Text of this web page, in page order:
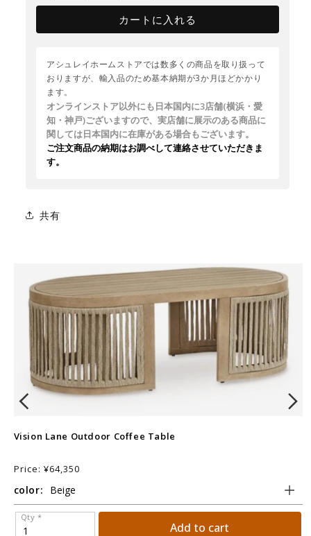
カートに入れる
アシュレイホームストアでは数多くの商品を取り扱って
おりますが、輸入品のため基本納期が3か月ほどかかり
ます。
オンラインストア以外にも日本国内に3店舗(横浜・愛
知・神戸)ございますので、実店舗に展示のある商品に
関しては日本国内に在庫がある場合もございます。
ご注文商品の納期はお調べして連絡させていただきま
す。
共有
Vision Lane Outdoor Coffee Table
Price: ¥64,350
color:
Qty *
Add to cart